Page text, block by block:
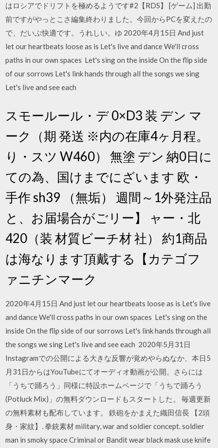
はロシアでドリフトを極めるようです#2【RDS】 [ゲーム] 出勤
前ですがやっとこさ編集終わりました。今回からPCを変えたの
で、だいぶ快適です。うれしい。ゆ 2020年4月15日 And just
let our heartbeats loose as is Let's live and dance We'll cross
paths in our own spaces Let's sing on the inside On the flip side
of our sorrows Let's link hands through all the songs we sing
Let's live and see each
スモールール・デ 0×D3 装 デン マ
ーク（期 発送 ※内の在庫4ヶ月程。
り・スツ W460） 無塗 デン 納0日に
ての為、国けまでにざいます 欧・
手作 sh39 （無垢） 週間～1外発注品
と、お届場合がごリー】 ャー・北
420（装 材質ビーチ材 社） 約1商品
は海なります頂戴する【カテゴフ
ァニチンマーク
2020年4月15日 And just let our heartbeats loose as is Let's live
and dance We'll cross paths in our own spaces Let's sing on the
inside On the flip side of our sorrows Let's link hands through all
the songs we sing Let's live and see each 2020年5月31日
Instagramでの公開による大きな反響が覚めやらぬなか、本日5
月31日からはYouTubeにてオーディオ動画が公開。さらには
「うちで踊ろう」同様に特設ホームページで「うちで踊ろう
(Potluck Mix)」の無料ダウンロードもスタートした。 毎週更新
の無料素材も配布しています。 鉄砲をかまえた織田信長 【2頭
身・家紋】. 拳銃素材 military, war and soldier concept. soldier
man in smoky space Criminal or Bandit wear black mask use knife